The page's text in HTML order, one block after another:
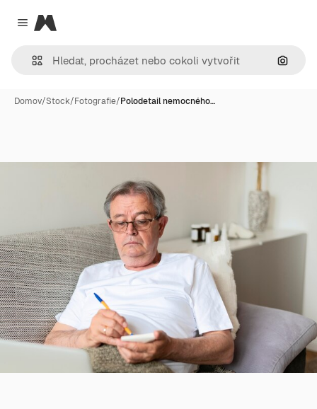
Close menu
Magnific
Hledat
Domov/Stock/Fotografie/Polodetail nemocného…